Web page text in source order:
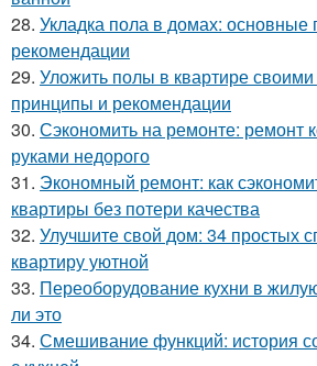
28. Укладка пола в домах: основные
рекомендации
29. Уложить полы в квартире
принципы и рекомендации
30. Сэкономить на ремонте: ремонт
руками недорого
31. Экономный ремонт: как
квартиры без потери качества
32. Улучшите свой дом: 34 простых
квартиру уютной
33. Переоборудование кухни в
ли это
34. Смешивание функций: история